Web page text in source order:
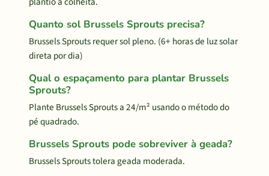
Quanto sol Brussels Sprouts precisa?
Brussels Sprouts requer sol pleno. (6+ horas de luz solar
direta por dia)
Qual o espaçamento para plantar Brussels
Sprouts?
Plante Brussels Sprouts a 24/m² usando o método do
pé quadrado.
Brussels Sprouts pode sobreviver à geada?
Brussels Sprouts tolera geada moderada.